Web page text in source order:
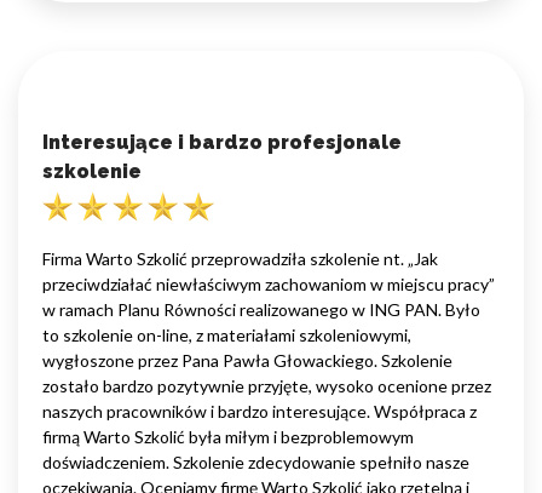
Interesujące i bardzo profesjonale
szkolenie
Firma Warto Szkolić przeprowadziła szkolenie nt. „Jak
przeciwdziałać niewłaściwym zachowaniom w miejscu pracy”
w ramach Planu Równości realizowanego w ING PAN. Było
to szkolenie on-line, z materiałami szkoleniowymi,
wygłoszone przez Pana Pawła Głowackiego. Szkolenie
zostało bardzo pozytywnie przyjęte, wysoko ocenione przez
naszych pracowników i bardzo interesujące. Współpraca z
firmą Warto Szkolić była miłym i bezproblemowym
doświadczeniem. Szkolenie zdecydowanie spełniło nasze
oczekiwania. Oceniamy firmę Warto Szkolić jako rzetelną i